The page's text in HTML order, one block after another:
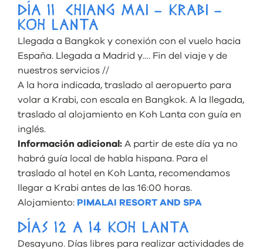
DÍA 11 CHIANG MAI – KRABI –
KOH LANTA
Llegada a Bangkok y conexión con el vuelo hacia
España. Llegada a Madrid y.… Fin del viaje y de
nuestros servicios //
A la hora indicada, traslado al aeropuerto para
volar a Krabi, con escala en Bangkok. A la llegada,
traslado al alojamiento en Koh Lanta con guía en
inglés.
Información adicional: A partir de este día ya no
habrá guía local de habla hispana. Para el
traslado al hotel en Koh Lanta, recomendamos
llegar a Krabi antes de las 16:00 horas.
Alojamiento: PIMALAI RESORT AND SPA
DÍAS 12 A 14 KOH LANTA
Desayuno. Días libres para realizar actividades de